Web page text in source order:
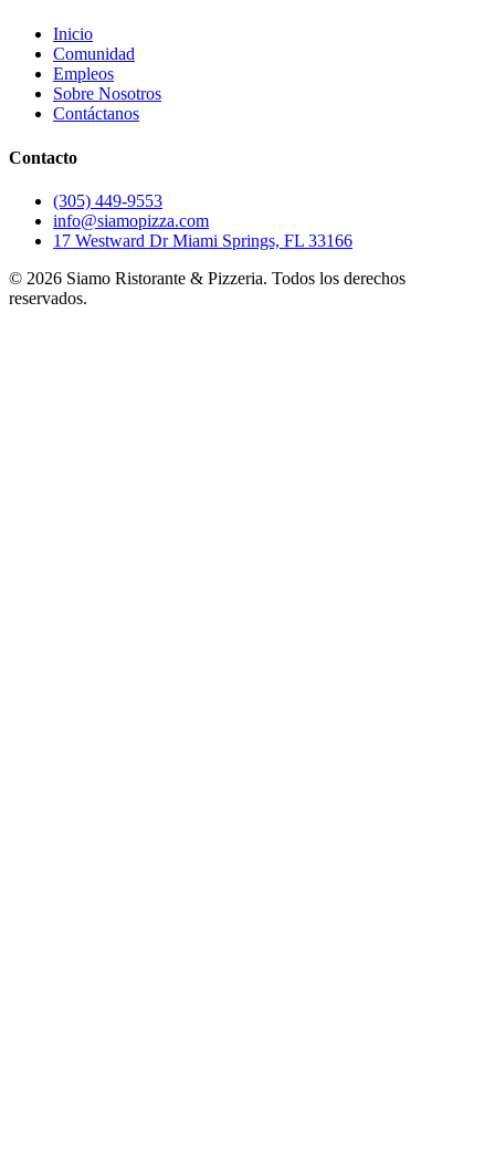
Inicio
Comunidad
Empleos
Sobre Nosotros
Contáctanos
Contacto
(305) 449-9553
info@siamopizza.com
17 Westward Dr Miami Springs, FL 33166
© 2026 Siamo Ristorante & Pizzeria. Todos los derechos
reservados.